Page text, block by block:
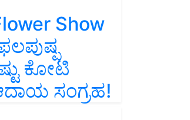
Show
ಕೋಟಿ
ಸಂಗ್ರಹ!